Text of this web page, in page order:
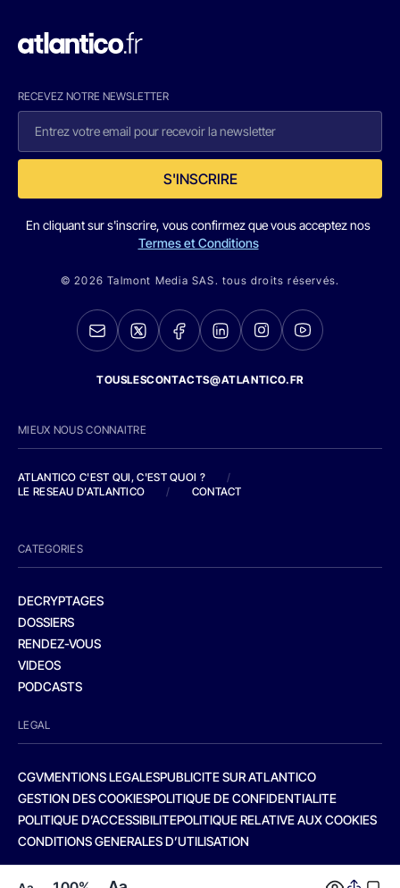
RECEVEZ NOTRE NEWSLETTER
S'INSCRIRE
En cliquant sur s'inscrire, vous confirmez que vous acceptez nos
Termes et Conditions
© 2026 Talmont Media SAS. tous droits réservés.
TOUSLESCONTACTS@ATLANTICO.FR
MIEUX NOUS CONNAITRE
ATLANTICO C'EST QUI, C'EST QUOI ?
/
LE RESEAU D'ATLANTICO
/ CONTACT
CATEGORIES
DECRYPTAGES
DOSSIERS
RENDEZ-VOUS
VIDEOS
PODCASTS
LEGAL
CGVMENTIONS LEGALESPUBLICITE SUR ATLANTICO
GESTION DES COOKIESPOLITIQUE DE CONFIDENTIALITE
POLITIQUE D’ACCESSIBILITEPOLITIQUE RELATIVE AUX COOKIES
CONDITIONS GENERALES D’UTILISATION